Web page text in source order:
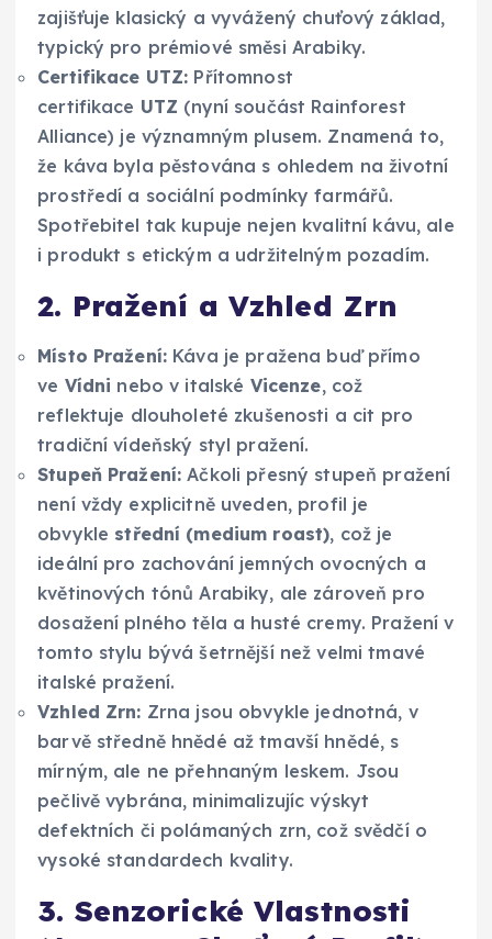
zajišťuje klasický a vyvážený chuťový základ,
typický pro prémiové směsi Arabiky.
Certifikace UTZ: Přítomnost
certifikace UTZ (nyní součást Rainforest
Alliance) je významným plusem. Znamená to,
že káva byla pěstována s ohledem na životní
prostředí a sociální podmínky farmářů.
Spotřebitel tak kupuje nejen kvalitní kávu, ale
i produkt s etickým a udržitelným pozadím.
2. Pražení a Vzhled Zrn
Místo Pražení: Káva je pražena buď přímo
ve Vídni nebo v italské Vicenze, což
reflektuje dlouholeté zkušenosti a cit pro
tradiční vídeňský styl pražení.
Stupeň Pražení: Ačkoli přesný stupeň pražení
není vždy explicitně uveden, profil je
obvykle střední (medium roast), což je
ideální pro zachování jemných ovocných a
květinových tónů Arabiky, ale zároveň pro
dosažení plného těla a husté cremy. Pražení v
tomto stylu bývá šetrnější než velmi tmavé
italské pražení.
Vzhled Zrn: Zrna jsou obvykle jednotná, v
barvě středně hnědé až tmavší hnědé, s
mírným, ale ne přehnaným leskem. Jsou
pečlivě vybrána, minimalizujíc výskyt
defektních či polámaných zrn, což svědčí o
vysoké standardech kvality.
3. Senzorické Vlastnosti